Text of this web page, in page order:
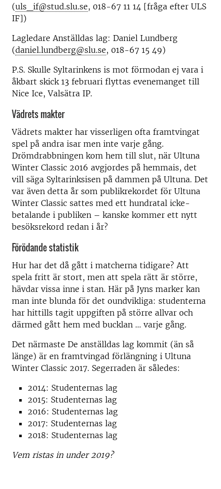
(uls_if@stud.slu.se, 018-67 11 14 [fråga efter ULS
IF])
Lagledare Anställdas lag: Daniel Lundberg
(daniel.lundberg@slu.se, 018-67 15 49)
P.S. Skulle Syltarinkens is mot förmodan ej vara i
åkbart skick 13 februari flyttas evenemanget till
Nice Ice, Valsätra IP.
Vädrets makter
Vädrets makter har visserligen ofta framtvingat
spel på andra isar men inte varje gång.
Drömdrabbningen kom hem till slut, när Ultuna
Winter Classic 2016 avgjordes på hemmais, det
vill säga Syltarinksisen på dammen på Ultuna. Det
var även detta år som publikrekordet för Ultuna
Winter Classic sattes med ett hundratal icke-
betalande i publiken – kanske kommer ett nytt
besöksrekord redan i år?
Förödande statistik
Hur har det då gått i matcherna tidigare? Att
spela fritt är stort, men att spela rätt är större,
hävdar vissa inne i stan. Här på Jyns marker kan
man inte blunda för det oundvikliga: studenterna
har hittills tagit uppgiften på större allvar och
därmed gått hem med bucklan ... varje gång.
Det närmaste De anställdas lag kommit (än så
länge) är en framtvingad förlängning i Ultuna
Winter Classic 2017. Segerraden är således:
2014: Studenternas lag
2015: Studenternas lag
2016: Studenternas lag
2017: Studenternas lag
2018: Studenternas lag
Vem ristas in under 2019?